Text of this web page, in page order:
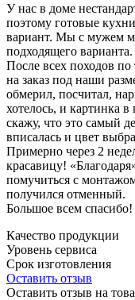
У нас в доме
поэтому готовые
вариант. Мы с мужем
подходящего варианта.
После всех походов
на заказ под наши
обмерил, посчитал,
хотелось, и картинка
скажу, что это самый
вписалась и цвет
Примерно через 2
красавицу!
помучиться с
получился отменный.
Большое всем
Качество продукции
Уровень сервиса
Срок изготовления
Оставить отзыв
Оставить отзыв на